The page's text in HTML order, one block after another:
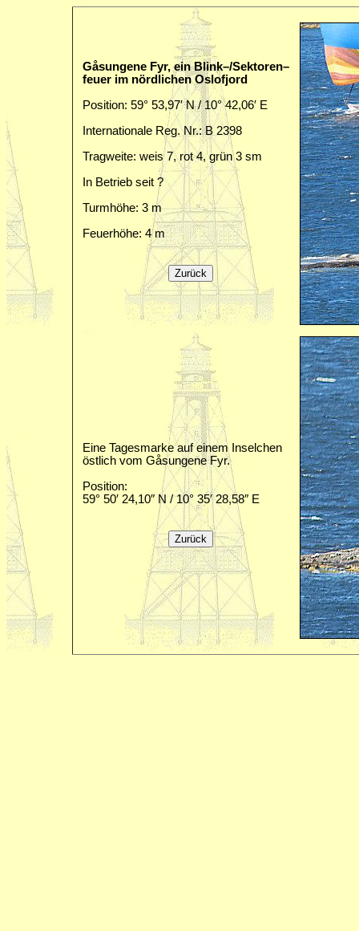
Gåsungene Fyr, ein Blink–/Sektoren–
feuer im nördlichen Oslofjord
Position: 59° 53,97′ N / 10° 42,06′ E
Internationale Reg. Nr.: B 2398
Tragweite: weis 7, rot 4, grün 3 sm
In Betrieb seit ?
Turmhöhe: 3 m
Feuerhöhe: 4 m
Eine Tagesmarke auf einem Inselchen
östlich vom Gåsungene Fyr.
Position:
59° 50′ 24,10″ N / 10° 35′ 28,58″ E